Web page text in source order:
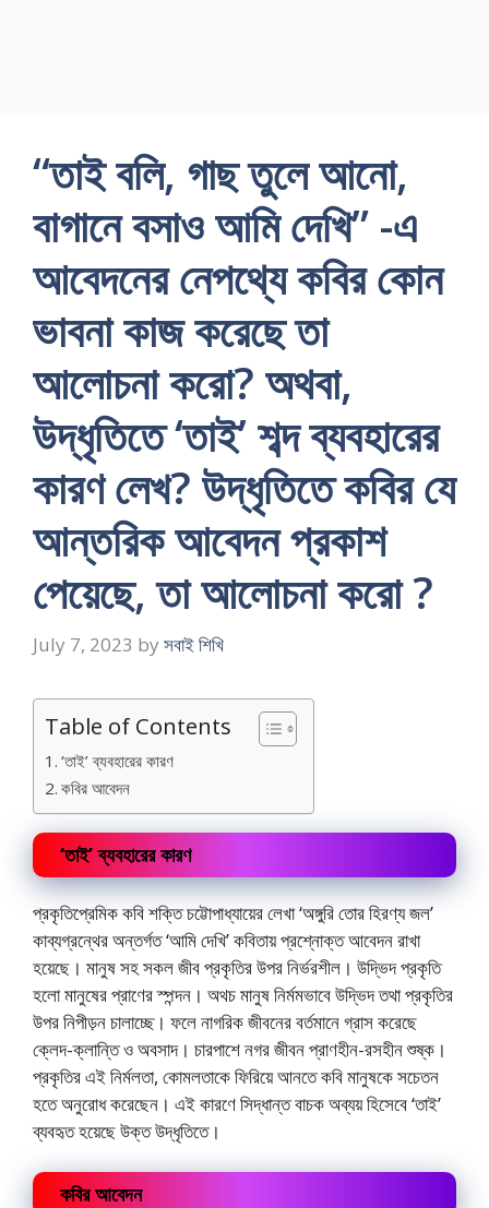
“তাই বলি, গাছ তুলে আনো,
বাগানে বসাও আমি দেখি” -এ
আবেদনের নেপথ্যে কবির কোন
ভাবনা কাজ করেছে তা
আলোচনা করো? অথবা,
উদ্ধৃতিতে ‘তাই’ শব্দ ব্যবহারের
কারণ লেখ? উদ্ধৃতিতে কবির যে
আন্তরিক আবেদন প্রকাশ
পেয়েছে, তা আলোচনা করো ?
July 7, 2023 by সবাই শিখি
Table of Contents
‘তাই’ ব্যবহারের কারণ
কবির আবেদন
‘তাই’ ব্যবহারের কারণ
প্রকৃতিপ্রেমিক কবি শক্তি চট্টোপাধ্যায়ের লেখা ‘অঙ্গুরি তোর হিরণ্য জল’
কাব্যগ্রন্থের অন্তর্গত ‘আমি দেখি’ কবিতায় প্রশ্নোক্ত আবেদন রাখা
হয়েছে। মানুষ সহ সকল জীব প্রকৃতির উপর নির্ভরশীল। উদ্ভিদ প্রকৃতি
হলো মানুষের প্রাণের স্পন্দন। অথচ মানুষ নির্মমভাবে উদ্ভিদ তথা প্রকৃতির
উপর নিপীড়ন চালাচ্ছে। ফলে নাগরিক জীবনের বর্তমানে গ্রাস করেছে
ক্লেদ-ক্লান্তি ও অবসাদ। চারপাশে নগর জীবন প্রাণহীন-রসহীন ‌শুষ্ক।
প্রকৃতির এই নির্মলতা, কোমলতাকে ফিরিয়ে আনতে কবি মানুষকে সচেতন
হতে অনুরোধ করেছেন। এই কারণে সিদ্ধান্ত বাচক অব্যয় হিসেবে ‘তাই’
ব্যবহৃত হয়েছে উক্ত উদ্ধৃতিতে।
কবির আবেদন